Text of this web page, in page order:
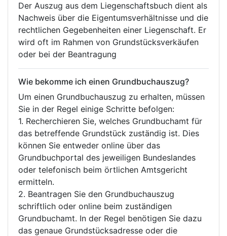
Der Auszug aus dem Liegenschaftsbuch dient als
Nachweis über die Eigentumsverhältnisse und die
rechtlichen Gegebenheiten einer Liegenschaft. Er
wird oft im Rahmen von Grundstücksverkäufen
oder bei der Beantragung
Wie bekomme ich einen Grundbuchauszug?
Um einen Grundbuchauszug zu erhalten, müssen
Sie in der Regel einige Schritte befolgen:
1. Recherchieren Sie, welches Grundbuchamt für
das betreffende Grundstück zuständig ist. Dies
können Sie entweder online über das
Grundbuchportal des jeweiligen Bundeslandes
oder telefonisch beim örtlichen Amtsgericht
ermitteln.
2. Beantragen Sie den Grundbuchauszug
schriftlich oder online beim zuständigen
Grundbuchamt. In der Regel benötigen Sie dazu
das genaue Grundstücksadresse oder die